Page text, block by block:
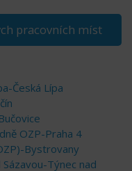
pracovních míst
Česká Lípa
OZP-Praha 4
Bystrovany
Týnec nad